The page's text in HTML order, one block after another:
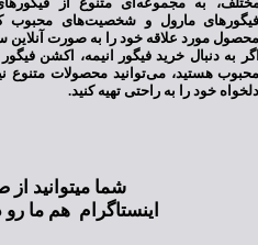
مارول و شخصیت‌های محبوب
مورد علاقه خود را به صورت آنلاین
به دنبال خرید فیگور انیمه، اکشن
هستید، می‌توانید محصولات متنوع
خود را به راحتی تهیه کنید.
شما میتوانید
اینستاگرام هم ما رو